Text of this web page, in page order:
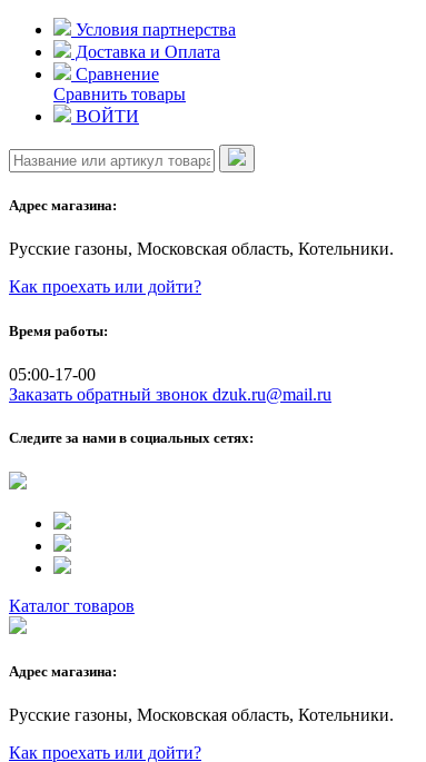
Skip
content
Условия партнерства
Доставка и Оплата
Сравнение
Сравнить товары
ВОЙТИ
Адрес магазина:
Русские газоны, Московская область, Котельники.
Как проехать или дойти?
Время работы:
05:00-17-00
Заказать обратный звонок dzuk.ru@mail.ru
Следите за нами в социальных сетях:
Каталог товаров
Адрес магазина:
Русские газоны, Московская область, Котельники.
Как проехать или дойти?